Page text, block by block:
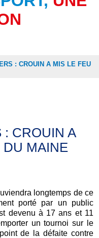
: CROUIN A MIS LE FEU
: CROUIN A
DU MAINE
longtemps de ce
porté par un public
devenu à 17 ans et 11
un tournoi sur le
de la défaite contre